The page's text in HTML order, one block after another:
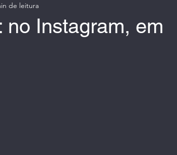
World
no Instagram, em
de leitura